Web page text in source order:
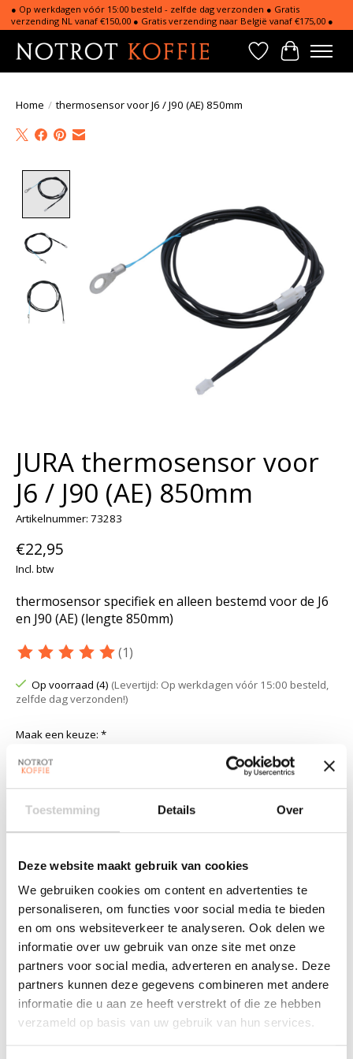
Toestemming Details Over
Deze website maakt gebruik van cookies
We gebruiken cookies om content en advertenties te
personaliseren, om functies voor social media te bieden
en om ons websiteverkeer te analyseren. Ook delen we
informatie over uw gebruik van onze site met onze
partners voor social media, adverteren en analyse. Deze
partners kunnen deze gegevens combineren met andere
informatie die u aan ze heeft verstrekt of die ze hebben
verzameld op basis van uw gebruik van hun services.
● Op werkdagen vóór 15:00 besteld - zelfde dag verzonden ● Gratis
verzending NL vanaf €150,00 ● Gratis verzending naar België vanaf €175,00 ●
Verlanglijst
Home / thermosensor voor J6 / J90 (AE) 850mm
JURA thermosensor voor
J6 / J90 (AE) 850mm
Artikelnummer: 73283
€22,95
Incl. btw
thermosensor specifiek en alleen bestemd voor de J6
en J90 (AE) (lengte 850mm)
De beoordeling van dit product is
(1)
Op voorraad (4) (Levertijd: Op werkdagen vóór 15:00 besteld,
zelfde dag verzonden!)
Maak een keuze: *
Hoeveelheid:
Toevoegen aan winkelwagen
Aan verlanglijst toevoegen
Plaats bestelling
Toevoegen om te vergelijken